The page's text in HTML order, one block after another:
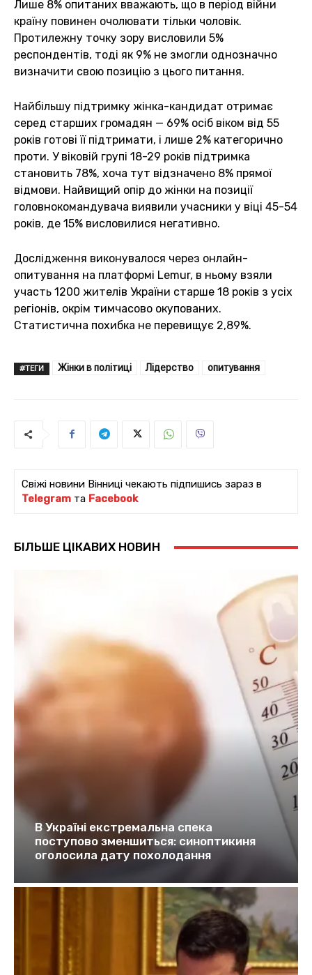
Лише 8% опитаних вважають, що в період війни
країну повинен очолювати тільки чоловік.
Протилежну точку зору висловили 5%
респондентів, тоді як 9% не змогли однозначно
визначити свою позицію з цього питання.
Найбільшу підтримку жінка-кандидат отримає
серед старших громадян — 69% осіб віком від 55
років готові її підтримати, і лише 2% категорично
проти. У віковій групі 18-29 років підтримка
становить 78%, хоча тут відзначено 8% прямої
відмови. Найвищий опір до жінки на позиції
головнокомандувача виявили учасники у віці 45-54
років, де 15% висловилися негативно.
Дослідження виконувалося через онлайн-
опитування на платформі Lemur, в ньому взяли
участь 1200 жителів України старше 18 років з усіх
регіонів, окрім тимчасово окупованих.
Статистична похибка не перевищує 2,89%.
#ТЕГИ Жінки в політиці Лідерство опитування
Свіжі новини Вінниці чекають підпишись зараз в
Telegram та Facebook
БІЛЬШЕ ЦІКАВИХ НОВИН
В Україні екстремальна спека
поступово зменшиться: синоптикиня
оголосила дату похолодання